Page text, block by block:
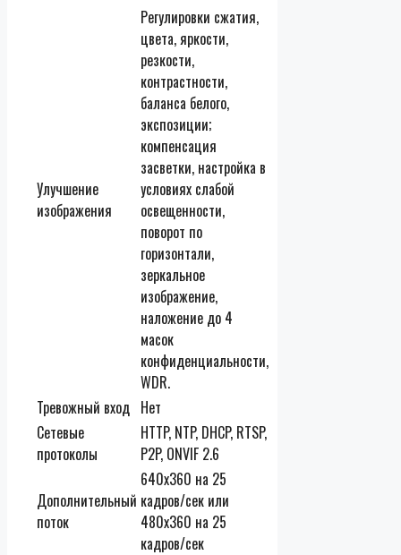
Улучшение
изображения
Регулировки сжатия,
цвета, яркости,
резкости,
контрастности,
баланса белого,
экспозиции;
компенсация
засветки, настройка в
условиях слабой
освещенности,
поворот по
горизонтали,
зеркальное
изображение,
наложение до 4
масок
конфиденциальности,
WDR.
Тревожный вход Нет
Сетевые
протоколы
HTTP, NTP, DHCP, RTSP,
P2P, ONVIF 2.6
Дополнительный
поток
640х360 на 25
кадров/сек или
480х360 на 25
кадров/сек